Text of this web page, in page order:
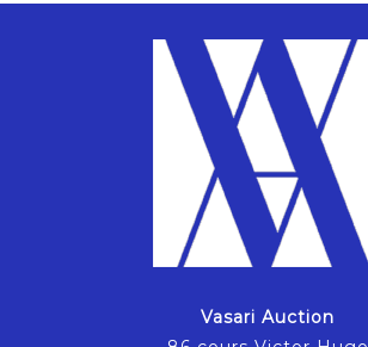
Vasari Auction